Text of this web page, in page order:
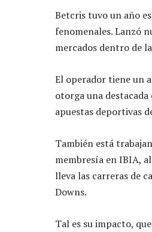
Betcris tuvo un año
fenomenales. Lanzó
mercados dentro de
El operador tiene un
otorga una
apuestas deportivas
También está
membresía en IBIA,
lleva las carreras de
Downs.
Tal es su impacto,